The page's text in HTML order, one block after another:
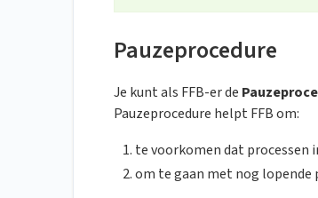
Pauzeprocedure
Je kunt als FFB-er de
Pauzeprocedure helpt FFB om:
te voorkomen dat processen
om te gaan met nog lopende